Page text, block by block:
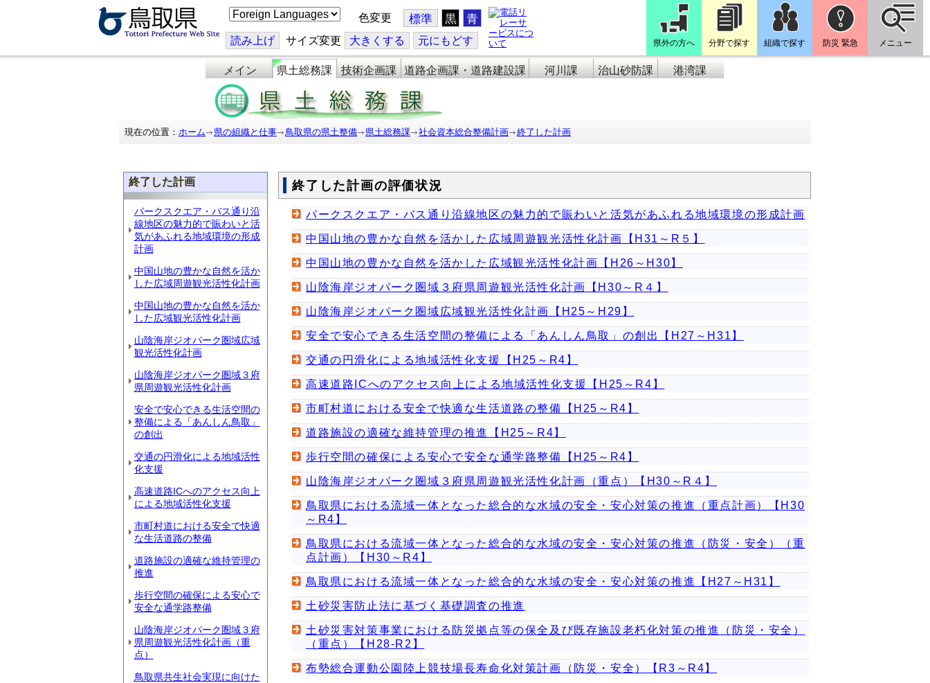
こ
の
ジ
を
翻
訳
す
る
色変更 標準 黒 青
読み上げ サイズ変更 大きくする 元にもどす 県外の方へ 分野で探す 組織で探す 防災 緊急 メニュー
メイン 県土総務課 技術企画課 道路企画課・道路建設課 河川課 治山砂防課 港湾課
現在の位置： ホーム 県の組織と仕事 鳥取県の県土整備 県土総務課 社会資本総合整備計画 終了した計画
終了した計画
パークスクエア・バス通り沿
線地区の魅力的で賑わいと活
気があふれる地域環境の形成
計画
中国山地の豊かな自然を活か
した広域周遊観光活性化計画
中国山地の豊かな自然を活か
した広域観光活性化計画
山陰海岸ジオパーク圏域広域
観光活性化計画
山陰海岸ジオパーク圏域３府
県周遊観光活性化計画
安全で安心できる生活空間の
整備による「あんしん鳥取」
の創出
交通の円滑化による地域活性
化支援
高速道路ICへのアクセス向上
による地域活性化支援
市町村道における安全で快適
な生活道路の整備
道路施設の適確な維持管理の
推進
歩行空間の確保による安心で
安全な通学路整備
山陰海岸ジオパーク圏域３府
県周遊観光活性化計画（重
点）
鳥取県共生社会実現に向けた
終了した計画の評価状況
パークスクエア・バス通り沿線地区の魅力的で賑わいと活気があふれる地域環境の形成計画
中国山地の豊かな自然を活かした広域周遊観光活性化計画【H31～R５】
中国山地の豊かな自然を活かした広域観光活性化計画【H26～H30】
山陰海岸ジオパーク圏域３府県周遊観光活性化計画【H30～R４】
山陰海岸ジオパーク圏域広域観光活性化計画【H25～H29】
安全で安心できる生活空間の整備による「あんしん鳥取」の創出【H27～H31】
交通の円滑化による地域活性化支援【H25～R4】
高速道路ICへのアクセス向上による地域活性化支援【H25～R4】
市町村道における安全で快適な生活道路の整備【H25～R4】
道路施設の適確な維持管理の推進【H25～R4】
歩行空間の確保による安心で安全な通学路整備【H25～R4】
山陰海岸ジオパーク圏域３府県周遊観光活性化計画（重点）【H30～R４】
鳥取県における流域一体となった総合的な水域の安全・安心対策の推進（重点計画）【H30
～R4】
鳥取県における流域一体となった総合的な水域の安全・安心対策の推進（防災・安全）（重
点計画）【H30～R4】
鳥取県における流域一体となった総合的な水域の安全・安心対策の推進【H27～H31】
土砂災害防止法に基づく基礎調査の推進
土砂災害対策事業における防災拠点等の保全及び既存施設老朽化対策の推進（防災・安全）
（重点）【H28-R2】
布勢総合運動公園陸上競技場長寿命化対策計画（防災・安全）【R3～R4】